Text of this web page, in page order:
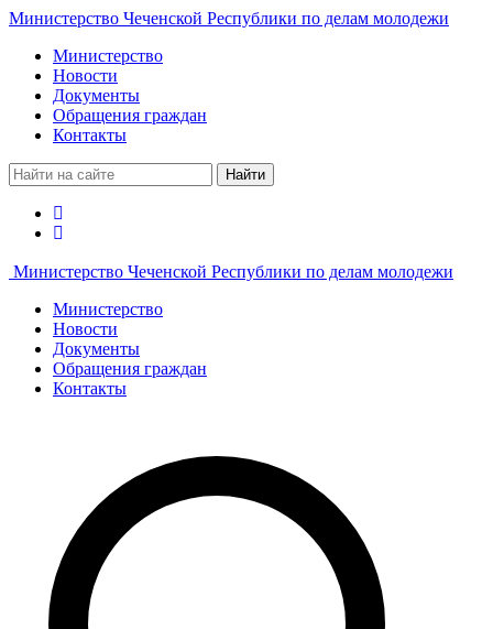
Министерство Чеченской Республики по делам молодежи
Министерство
Новости
Документы
Обращения граждан
Контакты
Найти
Министерство Чеченской Республики по делам молодежи
Министерство
Новости
Документы
Обращения граждан
Контакты